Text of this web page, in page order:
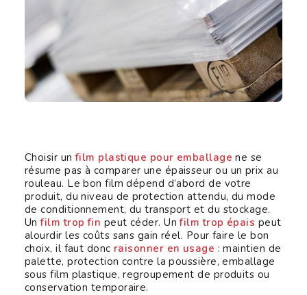
Choisir unfilm plastique pour emballage ne se
résume pas à comparer une épaisseur ou un prix au
rouleau. Le bon film dépend d’abord de votre
produit, du niveau de protection attendu, du mode
de conditionnement, du transport et du stockage.
Unfilm trop fin peut céder. Un film trop épais peut
alourdir les coûts sans gain réel. Pour faire le bon
choix, il faut donc raisonner en usage : maintien de
palette, protection contre la poussière, emballage
sous film plastique, regroupement de produits ou
conservation temporaire.